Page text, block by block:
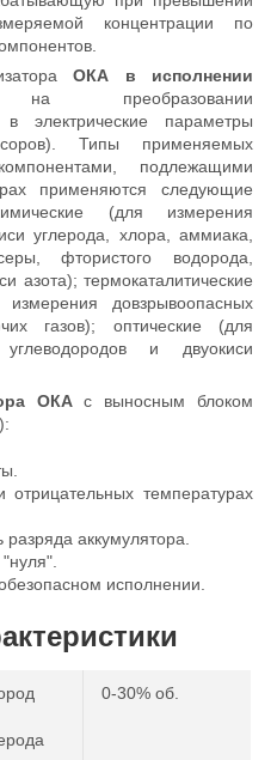
концентрации по
ОКА в исполнении
на преобразовании
электрические параметры
Типы применяемых
подлежащими
применяются следующие
(для измерения
углерода, хлора, аммиака,
фтористого водорода,
азота); термокаталитические
довзрывоопасных
газов); оптические (для
и двуокиси
ОКАс выносным блоком
отрицательных температурах
аккумулятора.
исполнении.
0-30% об.